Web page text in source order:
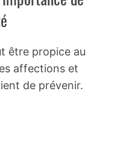
être propice au
affections et
de prévenir.